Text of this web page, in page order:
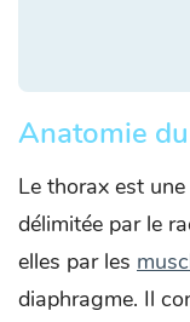
Anatomie
Le thorax est
délimitée par le
elles par les
diaphragme. Il